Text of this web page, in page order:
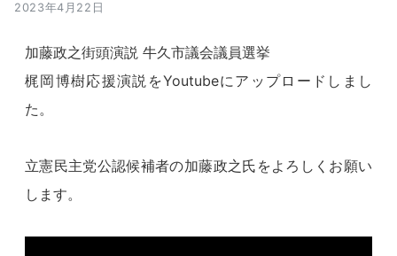
2023年4月22日
加藤政之街頭演説 牛久市議会議員選挙
梶岡博樹応援演説をYoutubeにアップロードしまし
た。
立憲民主党公認候補者の加藤政之氏をよろしくお願い
します。